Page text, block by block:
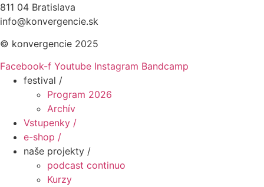
811 04 Bratislava
info@konvergencie.sk
© konvergencie 2025
Facebook-f Youtube Instagram Bandcamp
festival /
Program 2026
Archív
Vstupenky /
e-shop /
naše projekty /
podcast continuo
Kurzy